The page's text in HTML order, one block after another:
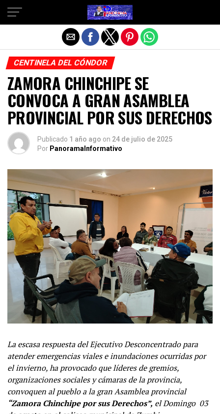
CENTINELA DEL CÓNDOR
ZAMORA CHINCHIPE SE
CONVOCA A GRAN ASAMBLEA
PROVINCIAL POR SUS DERECHOS
Publicado 1 año ago on 24 de julio de 2025
Por PanoramaInformativo
La escasa respuesta del Ejecutivo Desconcentrado para
atender emergencias viales e inundaciones ocurridas por
el invierno, ha provocado que líderes de gremios,
organizaciones sociales y cámaras de la provincia,
convoquen al pueblo a la gran Asamblea provincial
“Zamora Chinchipe por sus Derechos”, el Domingo 03
Salir de la versión móvil